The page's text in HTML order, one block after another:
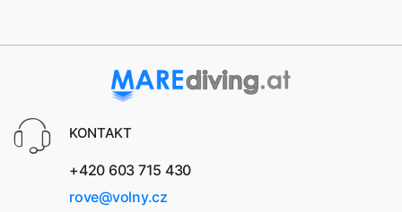
KONTAKT
+420 603 715 430
rove@volny.cz